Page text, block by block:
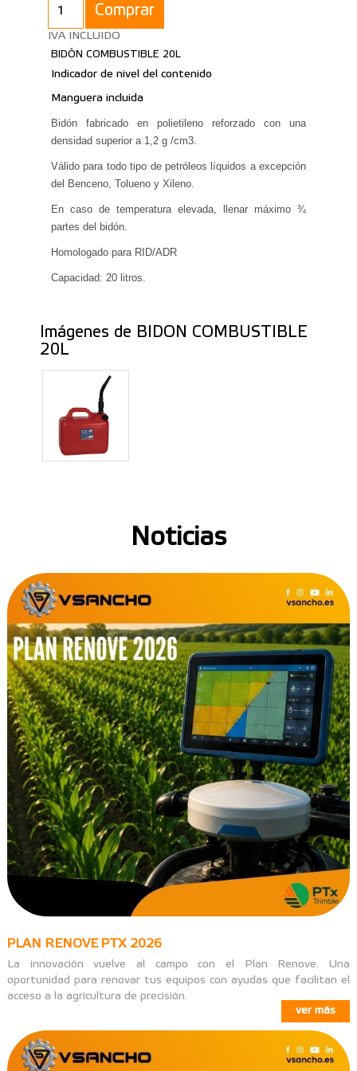
Comprar
IVA INCLUIDO
BIDÓN COMBUSTIBLE 20L
Indicador de nivel del contenido
Manguera incluida
Bidón fabricado en polietileno reforzado con una
densidad superior a 1,2 g /cm3.
Válido para todo tipo de petróleos líquidos a excepción
del Benceno, Tolueno y Xileno.
En caso de temperatura elevada, llenar máximo ¾
partes del bidón.
Homologado para RID/ADR
Capacidad: 20 litros.
Imágenes de BIDON COMBUSTIBLE
20L
Noticias
PLAN RENOVE PTX 2026
La innovación vuelve al campo con el Plan Renove. Una
oportunidad para renovar tus equipos con ayudas que facilitan el
acceso a la agricultura de precisión.
ver más